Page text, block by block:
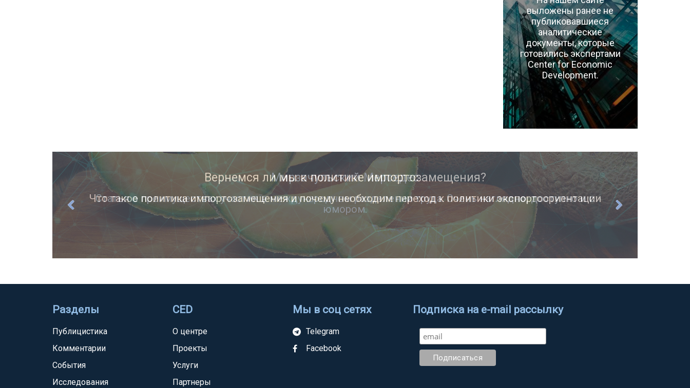
выложены ранее не
публиковавшиеся
аналитические
документы, которые
готовились экспертами
Center for Economic
Development.
Мирзачульский Мерседес
Статья о преимуществах участия в международном разделении труда. Очень наглядно, доступно и с
юмором.
Разделы
Публицистика
Комментарии
События
Исследования
CED
О центре
Проекты
Услуги
Партнеры
Мы в соц сетях
Telegram
Facebook
Подписка на e-mail рассылку